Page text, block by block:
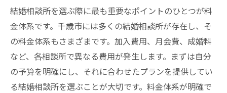
お見合いのセッティング方法
会員の活動サポート体制
マッチングシステムの有効性
アフターフォローサービスの内容
信頼性が高い千歳市の結婚相談所を見極めるコ
結婚相談所を選ぶ際に最も重要なポイントのひとつが料
金体系です。千歳市には多くの結婚相談所が存在し、そ
の料金体系もさまざまです。加入費用、月会費、成婚料
など、各相談所で異なる費用が発生します。まずは自分
の予算を明確にし、それに合わせたプランを提供してい
る結婚相談所を選ぶことが大切です。料金体系が明確で